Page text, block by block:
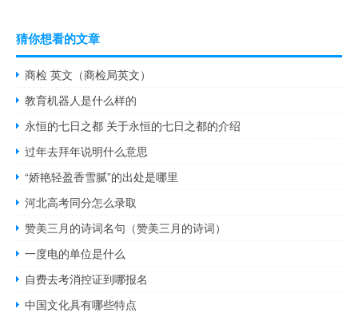
猜你想看的文章
商检 英文（商检局英文）
教育机器人是什么样的
永恒的七日之都 关于永恒的七日之都的介绍
过年去拜年说明什么意思
“娇艳轻盈香雪腻”的出处是哪里
河北高考同分怎么录取
赞美三月的诗词名句（赞美三月的诗词）
一度电的单位是什么
自费去考消控证到哪报名
中国文化具有哪些特点